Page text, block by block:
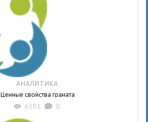
АНАЛИТИКА
Ценные свойства граната
X 6301 K 0